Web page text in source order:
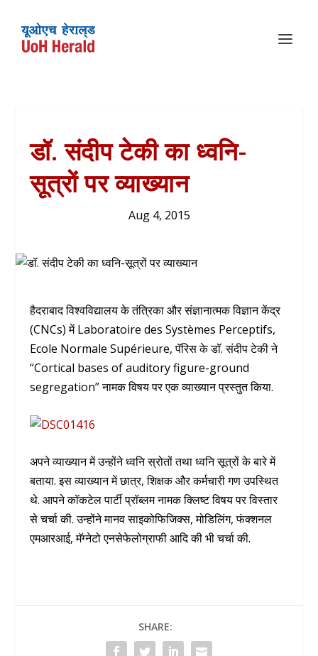
डॉ. संदीप टेकी का ध्वनि-
सूत्रों पर व्याख्यान
Aug 4, 2015
हैदराबाद विश्वविद्यालय के तंत्रिका और संज्ञानात्मक विज्ञान केंद्र
(CNCs) में Laboratoire des Systèmes Perceptifs,
Ecole Normale Supérieure, पॅरिस के डॉ. संदीप टेकी ने
“Cortical bases of auditory figure-ground
segregation” नामक विषय पर एक व्याख्यान प्रस्तुत किया.
अपने व्याख्यान में उन्होंने ध्वनि स्रोतों तथा ध्वनि सूत्रों के बारे में
बताया. इस व्याख्यान में छात्र, शिक्षक और कर्मचारी गण उपस्थित
थे. आपने कॉकटेल पार्टी प्रॉब्लम नामक क्लिष्ट विषय पर विस्तार
से चर्चा की. उन्होंने मानव साइकोफिजिक्स, मोडिलिंग, फंक्शनल
एमआरआई, मॅग्नेटो एनसेफेलोग्राफी आदि की भी चर्चा की.
SHARE: